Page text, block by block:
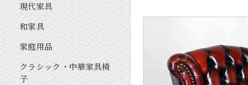
現代家具
和家具
家庭用品
クラシック・中華家具椅
子